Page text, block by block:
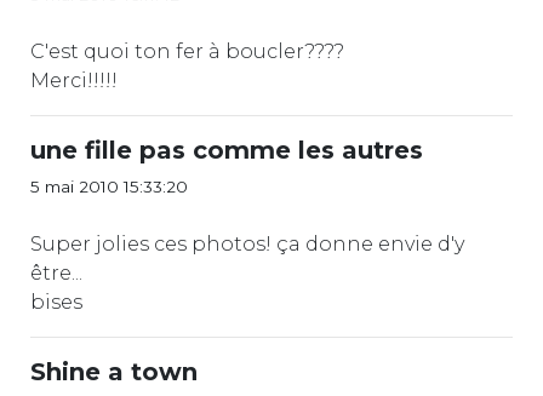
C'est quoi ton fer à boucler????
Merci!!!!!
une fille pas comme les autres
5 mai 2010 15:33:20
Super jolies ces photos! ça donne envie d'y
être...
bises
Shine a town